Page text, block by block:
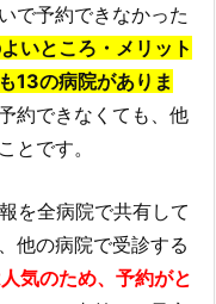
で予約できなかった
いところ・メリット
13の病院がありま
約できなくても、他
とです。
を全病院で共有して
他の病院で受診する
気のため、予約がと